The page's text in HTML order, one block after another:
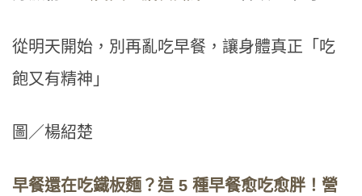
從明天開始，別再亂吃早餐，讓身體真正「吃
飽又有精神」
圖／楊紹楚
早餐還在吃鐵板麵？這 5 種早餐愈吃愈胖！營